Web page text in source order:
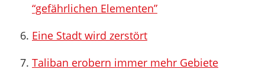
“gefährlichen Elementen”
Eine Stadt wird zerstört
Taliban erobern immer mehr Gebiete